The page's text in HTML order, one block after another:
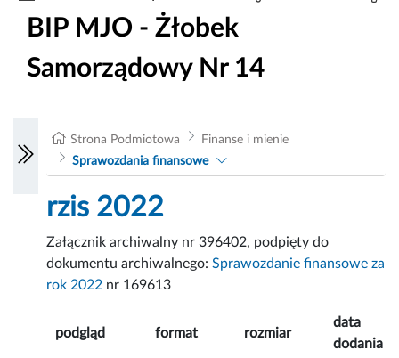
BIP MJO - Żłobek
Samorządowy Nr 14
Strona Podmiotowa
Finanse i mienie
Sprawozdania finansowe
rzis 2022
Załącznik archiwalny nr 396402, podpięty do
dokumentu archiwalnego:Sprawozdanie finansowe za
rok 2022 nr 169613
podgląd format rozmiar
data
dodania